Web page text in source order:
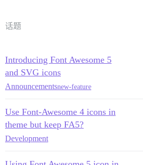
话题
Introducing Font Awesome 5
and SVG icons
Announcementsnew-feature
Use Font-Awesome 4 icons in
theme but keep FA5?
Development